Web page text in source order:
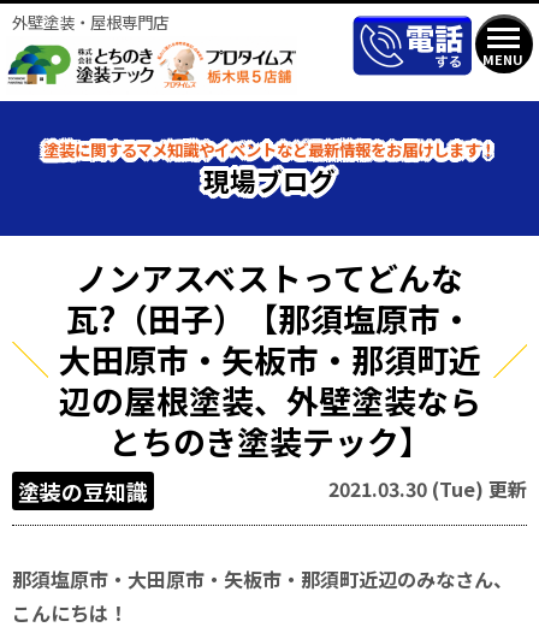
MENU
外壁塗装・屋根専門店
塗装に関するマメ知識やイベントなど最新情報をお届けします！
現場ブログ
ノンアスベストってどんな
瓦?（田子）【那須塩原市・
大田原市・矢板市・那須町近
辺の屋根塗装、外壁塗装なら
とちのき塗装テック】
塗装の豆知識 2021.03.30 (Tue) 更新
那須塩原市・大田原市・矢板市・那須町近辺のみなさん、
こんにちは！